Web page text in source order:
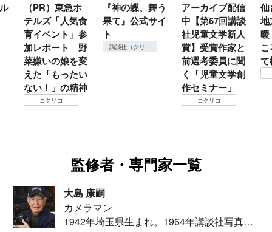
（PR）東急ホ
テルズ「人気食
育イベント」参
加レポート 野
菜嫌いの娘を変
えた「もったい
ない！」の精神
コクリコ
『神の蝶、舞う
果て』公式サイ
ト
講談社コクリコ
アーカイブ配信
中【第67回講談
社児童文学新人
賞】受賞作家と
前選考委員に聞
く「児童文学創
作セミナー」
コクリコ
仙
地
て
監修者・専門家一覧
大島 康嗣
カメラマン
1942年埼玉県生まれ。1964年講談社写真部